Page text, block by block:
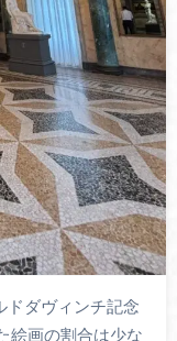
ドダヴィンチ記念
絵画の割合は少な